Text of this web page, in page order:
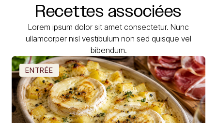
Recettes associées
Lorem ipsum dolor sit amet consectetur. Nunc
ullamcorper nisl vestibulum non sed quisque vel
bibendum.
ENTRÉE